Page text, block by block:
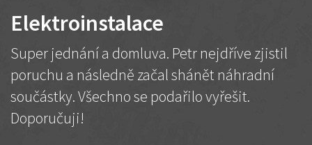
Elektroinstalace
Super jednání a domluva. Petr nejdříve zjistil
poruchu a následně začal shánět náhradní
součástky. Všechno se podařilo vyřešit.
Doporučuji!